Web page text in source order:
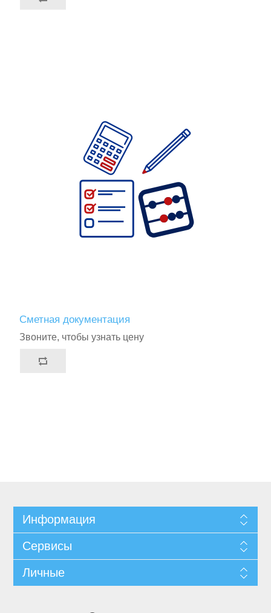
Сметная документация
Звоните, чтобы узнать цену
Информация
Сервисы
Личные